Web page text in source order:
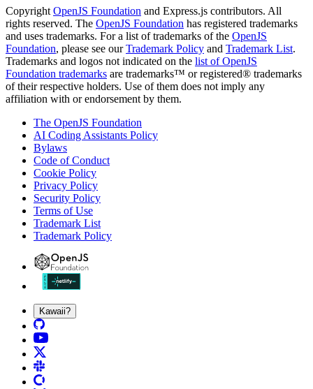
Copyright OpenJS Foundation and Express.js contributors. All
rights reserved. The OpenJS Foundation has registered trademarks
and uses trademarks. For a list of trademarks of the OpenJS
Foundation, please see ourTrademark Policy and Trademark List.
Trademarks and logos not indicated on the list of OpenJS
Foundation trademarks are trademarks™ or registered® trademarks
of their respective holders. Use of them does not imply any
affiliation with or endorsement by them.
The OpenJS Foundation
AI Coding Assistants Policy
Bylaws
Code of Conduct
Cookie Policy
Privacy Policy
Security Policy
Terms of Use
Trademark List
Trademark Policy
Kawaii?